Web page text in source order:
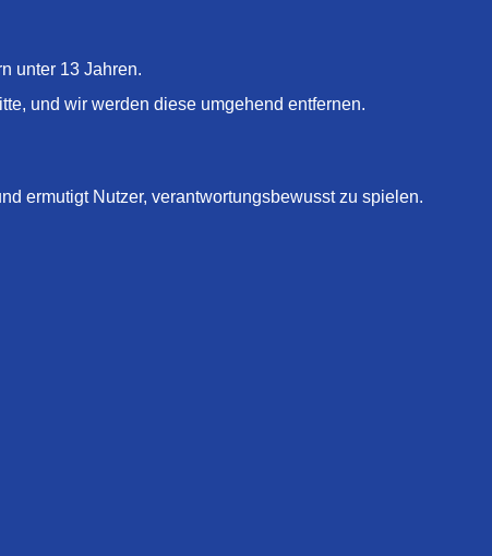
unter 13 Jahren.
und wir werden diese umgehend entfernen.
ermutigt Nutzer, verantwortungsbewusst zu spielen.